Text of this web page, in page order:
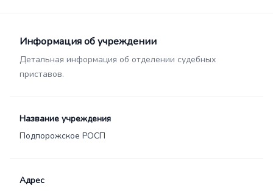
Информация об учреждении
Детальная информация об отделении судебных
приставов.
Название учреждения
Подпорожское РОСП
Адрес